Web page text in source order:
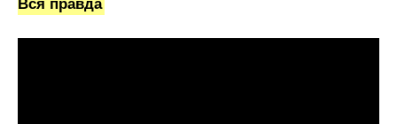
Вся правда